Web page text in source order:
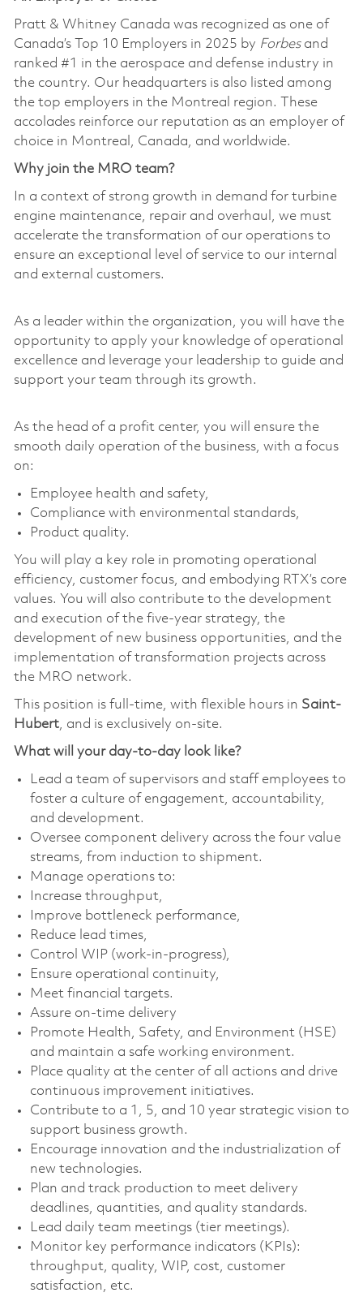
Pratt & Whitney Canada was recognized as one of
Canada’s Top 10 Employers in 2025 by Forbesand
ranked #1 in the aerospace and defense industry in
the country. Our headquarters is also listed among
the top employers in the Montreal region. These
accolades reinforce our reputation as an employer of
choice in Montreal, Canada, and worldwide.
Why join the MRO team?
In a context of strong growth in demand for turbine
engine maintenance, repair and overhaul, we must
accelerate the transformation of our operations to
ensure an exceptional level of service to our internal
and external customers.
As a leader within the organization, you will have the
opportunity to apply your knowledge of operational
excellence and leverage your leadership to guide and
support your team through its growth.
As the head of a profit center, you will ensure the
smooth daily operation of the business, with a focus
on:
Employee health and safety,
Compliance with environmental standards,
Product quality.
You will play a key role in promoting operational
efficiency, customer focus, and embodying RTX’s core
values. You will also contribute to the development
and execution of the five-year strategy, the
development of new business opportunities, and the
implementation of transformation projects across
the MRO network.
This position is full-time, with flexible hours in Saint-
Hubert, and is exclusively on-site.
What will your day-to-day look like?
Lead a team of supervisors and staff employees to
foster a culture of engagement, accountability,
and development.
Oversee component delivery across the four value
streams, from induction to shipment.
Manage operations to:
Increase throughput,
Improve bottleneck performance,
Reduce lead times,
Control WIP (work-in-progress),
Ensure operational continuity,
Meet financial targets.
Assure on-time delivery
Promote Health, Safety, and Environment (HSE)
and maintain a safe working environment.
Place quality at the center of all actions and drive
continuous improvement initiatives.
Contribute to a 1, 5, and 10 year strategic vision to
support business growth.
Encourage innovation and the industrialization of
new technologies.
Plan and track production to meet delivery
deadlines, quantities, and quality standards.
Lead daily team meetings (tier meetings).
Monitor key performance indicators (KPIs):
throughput, quality, WIP, cost, customer
satisfaction, etc.